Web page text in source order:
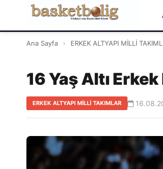
Ana Sayfa › ERKEK ALTYAPI MİLLİ
16 Yaş Altı
ERKEK ALTYAPI MİLLİ TAKIMLAR